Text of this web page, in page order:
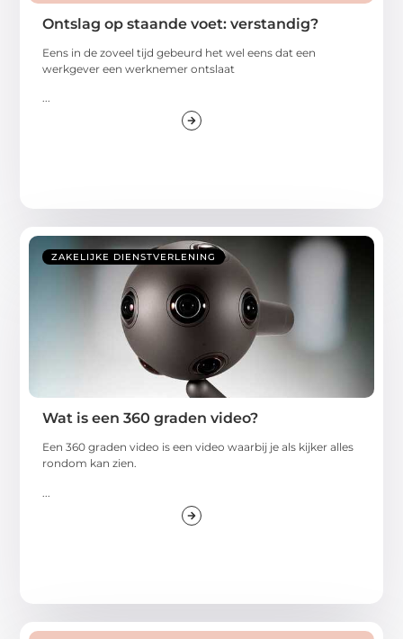
Ontslag op staande voet: verstandig?
Eens in de zoveel tijd gebeurd het wel eens dat een
werkgever een werknemer ontslaat
...
ZAKELIJKE DIENSTVERLENING
Wat is een 360 graden video?
Een 360 graden video is een video waarbij je als kijker alles
rondom kan zien.